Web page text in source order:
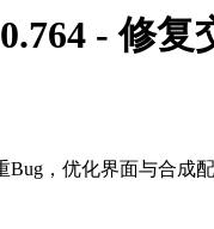
- 修
Bug，优化界面与合